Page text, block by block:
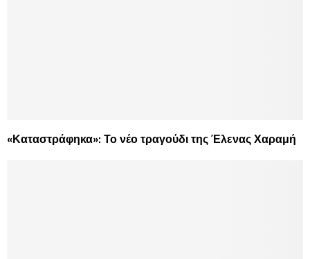
«Καταστράφηκα»: Το νέο τραγούδι της Έλενας Χαραμή